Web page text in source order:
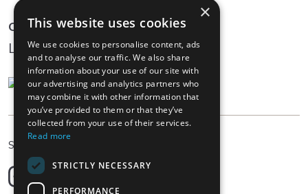
Community
Log In
Sprache wählen
Deutsch
English
×
This website uses cookies
We use cookies to personalise content, ads
and to analyse our traffic. We also share
information about your use of our site with
our advertising and analytics partners who
may combine it with other information that
you’ve provided to them or that they’ve
collected from your use of their services.
Read more
STRICTLY NECESSARY
PERFORMANCE